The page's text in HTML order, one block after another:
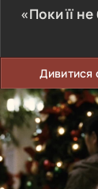
«Поки її
Дивитися